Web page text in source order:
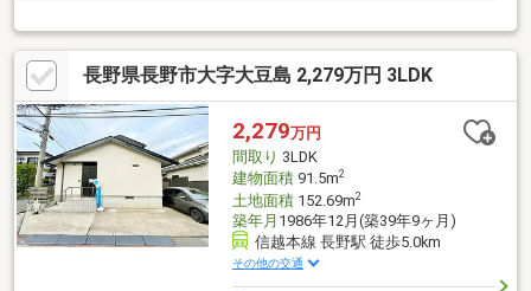
長野県長野市大字大豆島 2,279万円 3LDK
2,279万円
間取り 3LDK
建物面積91.5m2
土地面積152.69m2
築年月 1986年12月(築39年9ヶ月)
信越本線 長野駅 徒歩5.0km
その他の交通